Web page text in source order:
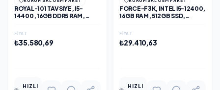
ROYAL-101 TAVSİYE, I5-
14400, 16GB DDR5 RAM,
PAYLAŞIMLI EKRAN KARTI,
FIYAT
₺35.580,69
HIZLI
FORCE-F3K, INTEL I5-12400,
16GB RAM, 512GB SSD,
OEM PAKET
FIYAT
₺29.410,63
HIZLI